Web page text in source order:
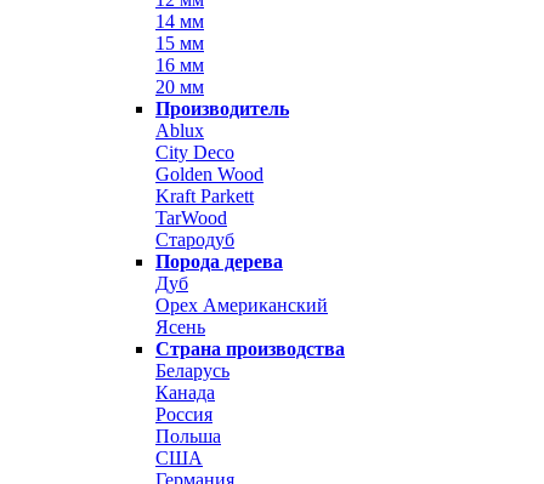
14 мм
15 мм
16 мм
20 мм
Производитель
Ablux
City Deco
Golden Wood
Kraft Parkett
TarWood
Стародуб
Порода дерева
Дуб
Орех Американский
Ясень
Страна производства
Беларусь
Канада
Россия
Польша
США